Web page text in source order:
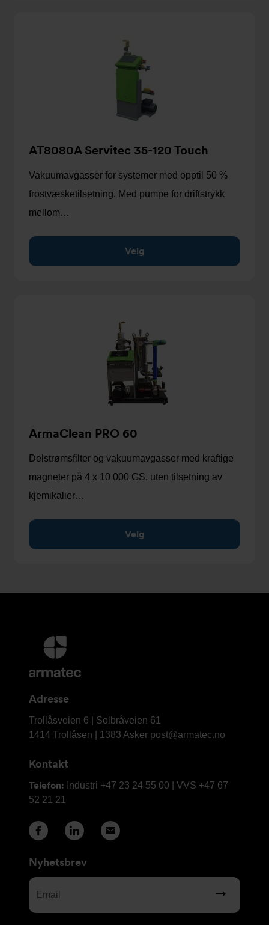
AT8080A Servitec 35-120 Touch
Vakuumavgasser for systemer med opptil 50 %
frostvæsketilsetning. Med pumpe for driftstrykk
mellom…
Velg
ArmaClean PRO 60
Delstrømsfilter og vakuumavgasser med kraftige
magneter på 4 x 10 000 GS, uten tilsetning av
kjemikalier…
Velg
Mer
informasjon
og
Adresse
Armatec
AS
Trollåsveien 6 | Solbråveien 61
1414 Trollåsen | 1383 Asker post@armatec.no
Kontakt
Telefon: Industri +47 23 24 55 00 | VVS +47 67
52 21 21
Nyhetsbrev
Email
(Required)